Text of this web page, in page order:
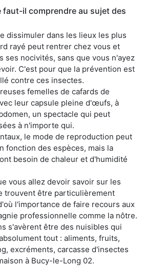
faut-il comprendre au sujet des
dissimuler dans les lieux les plus
rayé peut rentrer chez vous et
ses nocivités, sans que vous n'ayez
C'est pour que la prévention est
contre ces insectes.
femelles de cafards de
leur capsule pleine d'œufs, à
un spectacle qui peut
à n'importe qui.
le mode de reproduction peut
fonction des espèces, mais la
besoin de chaleur et d'humidité
vous allez devoir savoir sur les
trouvent être particulièrement
l'importance de faire recours aux
professionnelle comme la nôtre.
s'avèrent être des nuisibles qui
tout : aliments, fruits,
excréments, carcasse d'insectes
à Bucy-le-Long 02.